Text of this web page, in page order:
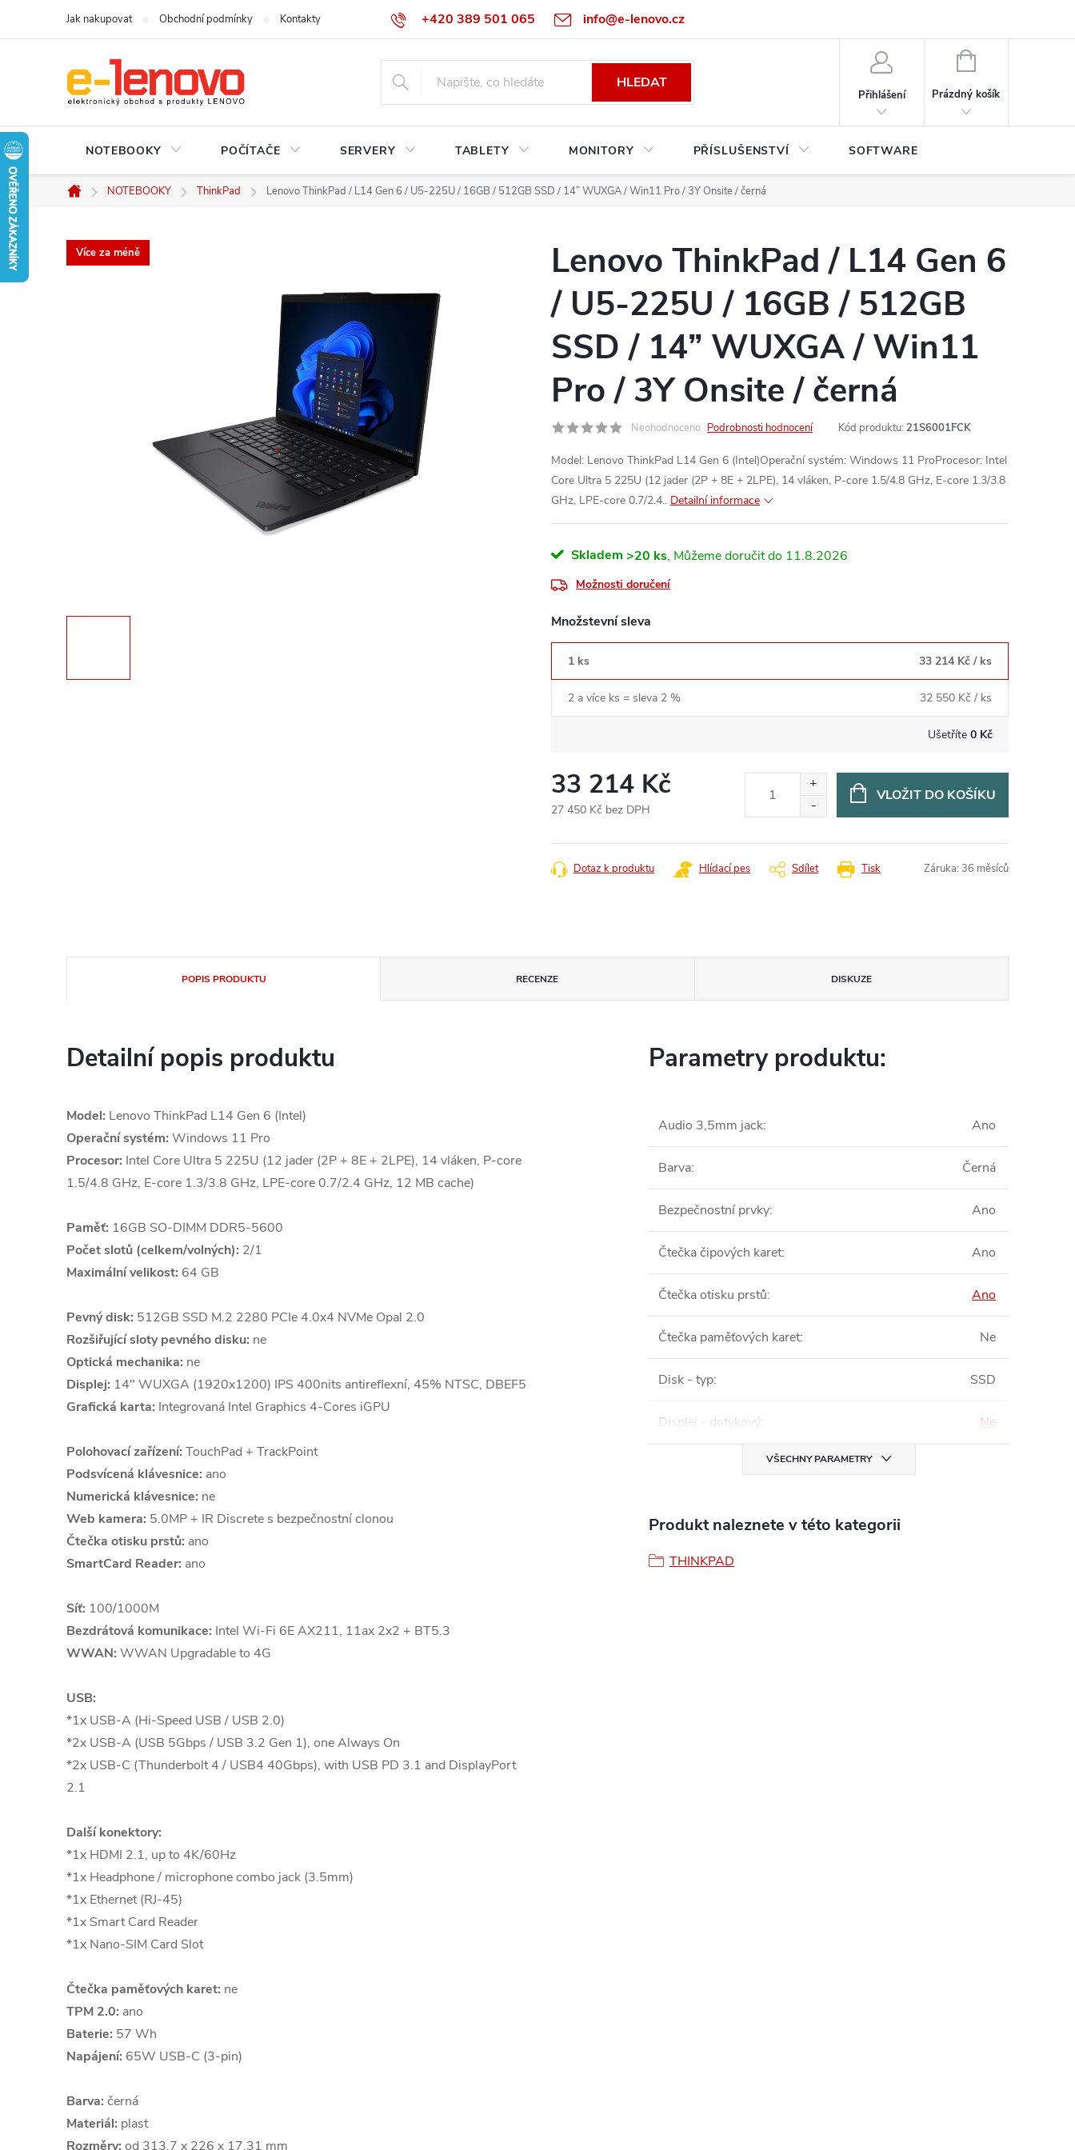
+420 389 501 065 info@e-lenovo.cz
Jak nakupovat Obchodní podmínky Kontakty
HLEDAT
Přihlášení
NÁKUPNÍ
Prázdný košík
NOTEBOOKY POČÍTAČE SERVERY TABLETY MONITORY PŘÍSLUŠENSTVÍ SOFTWARE
Domů
NOTEBOOKY ThinkPad Lenovo ThinkPad / L14 Gen 6 / U5-225U / 16GB / 512GB SSD / 14” WUXGA / Win11 Pro / 3Y Onsite / černá
Více za méně
Lenovo ThinkPad / L14 Gen 6
/ U5-225U / 16GB / 512GB
SSD / 14” WUXGA / Win11
Pro / 3Y Onsite / černá
Neohodnoceno Podrobnosti hodnocení Kód produktu: 21S6001FCK
Model: Lenovo ThinkPad L14 Gen 6 (Intel)Operační systém: Windows 11 ProProcesor: Intel
Core Ultra 5 225U (12 jader (2P + 8E + 2LPE), 14 vláken, P-core 1.5/4.8 GHz, E-core 1.3/3.8
GHz, LPE-core 0.7/2.4.. Detailní informace
Skladem >20 ks 11.8.2026
Možnosti doručení
Množstevní sleva
1 ks 33 214 Kč / ks
2 a více ks = sleva 2 % 32 550 Kč / ks
Ušetříte 0 Kč
33 214 Kč
27 450 Kč bez DPH
cena:
VLOŽIT DO KOŠÍKU
Tisk
Dotaz k produktu Hlídací pes Sdílet Záruka: 36 měsíců
POPIS PRODUKTU RECENZE DISKUZE
Detailní popis produktu
Model: Lenovo ThinkPad L14 Gen 6 (Intel)
Operační systém: Windows 11 Pro
Procesor: Intel Core Ultra 5 225U (12 jader (2P + 8E + 2LPE), 14 vláken, P-core
1.5/4.8 GHz, E-core 1.3/3.8 GHz, LPE-core 0.7/2.4 GHz, 12 MB cache)
Paměť: 16GB SO-DIMM DDR5-5600
Počet slotů (celkem/volných): 2/1
Maximální velikost: 64 GB
Pevný disk: 512GB SSD M.2 2280 PCIe 4.0x4 NVMe Opal 2.0
Rozšiřující sloty pevného disku: ne
Optická mechanika: ne
Displej: 14" WUXGA (1920x1200) IPS 400nits antireflexní, 45% NTSC, DBEF5
Grafická karta: Integrovaná Intel Graphics 4-Cores iGPU
Polohovací zařízení: TouchPad + TrackPoint
Podsvícená klávesnice: ano
Numerická klávesnice: ne
Web kamera: 5.0MP + IR Discrete s bezpečnostní clonou
Čtečka otisku prstů: ano
SmartCard Reader: ano
Síť: 100/1000M
Bezdrátová komunikace: Intel Wi-Fi 6E AX211, 11ax 2x2 + BT5.3
WWAN: WWAN Upgradable to 4G
USB:
*1x USB-A (Hi-Speed USB / USB 2.0)
*2x USB-A (USB 5Gbps / USB 3.2 Gen 1), one Always On
*2x USB-C (Thunderbolt 4 / USB4 40Gbps), with USB PD 3.1 and DisplayPort
2.1
Další konektory:
*1x HDMI 2.1, up to 4K/60Hz
*1x Headphone / microphone combo jack (3.5mm)
*1x Ethernet (RJ-45)
*1x Smart Card Reader
*1x Nano-SIM Card Slot
Čtečka paměťových karet: ne
TPM 2.0: ano
Baterie: 57 Wh
Napájení: 65W USB-C (3-pin)
Barva: černá
Materiál: plast
Rozměry: od 313.7 x 226 x 17.31 mm
Parametry produktu:
Audio 3,5mm jack: Ano
Barva: Černá
Bezpečnostní prvky: Ano
Čtečka čipových karet: Ano
Čtečka otisku prstů: Ano
Čtečka paměťových karet: Ne
Disk - typ: SSD
Displej - dotykový: Ne
VŠECHNY PARAMETRY
Produkt naleznete v této kategorii
THINKPAD